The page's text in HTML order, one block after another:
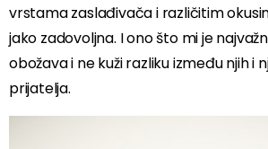
vrstama zaslađivača i različitim
jako zadovoljna. I ono što mi je
obožava i ne kuži razliku između njih i
prijatelja.